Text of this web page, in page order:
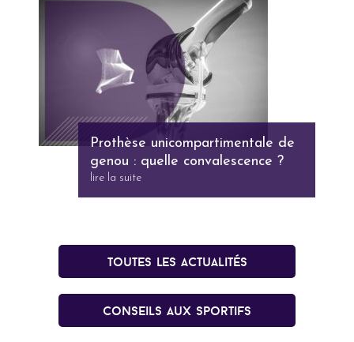
Prothèse unicompartimentale de
genou : quelle convalescence ?
lire la suite
Toutes les actualités
conseils aux sportifs